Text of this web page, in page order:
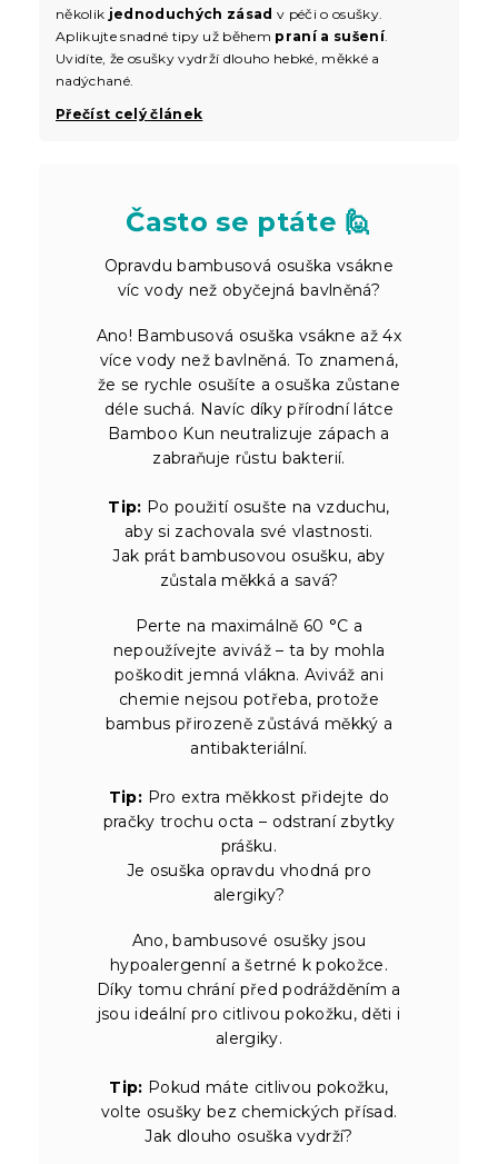
několik jednoduchých zásad v péči o osušky.
Aplikujte snadné tipy už během praní a sušení.
Uvidíte, že osušky vydrží dlouho hebké, měkké a
nadýchané.
Přečíst celý článek
Často se ptáte 🙋
Opravdu bambusová osuška vsákne
víc vody než obyčejná bavlněná?
Ano! Bambusová osuška vsákne až 4x
více vody než bavlněná. To znamená,
že se rychle osušíte a osuška zůstane
déle suchá. Navíc díky přírodní látce
Bamboo Kun neutralizuje zápach a
zabraňuje růstu bakterií.
Tip: Po použití osušte na vzduchu,
aby si zachovala své vlastnosti.
Jak prát bambusovou osušku, aby
zůstala měkká a savá?
Perte na maximálně 60 °C a
nepoužívejte aviváž – ta by mohla
poškodit jemná vlákna. Aviváž ani
chemie nejsou potřeba, protože
bambus přirozeně zůstává měkký a
antibakteriální.
Tip: Pro extra měkkost přidejte do
pračky trochu octa – odstraní zbytky
prášku.
Je osuška opravdu vhodná pro
alergiky?
Ano, bambusové osušky jsou
hypoalergenní a šetrné k pokožce.
Díky tomu chrání před podrážděním a
jsou ideální pro citlivou pokožku, děti i
alergiky.
Tip: Pokud máte citlivou pokožku,
volte osušky bez chemických přísad.
Jak dlouho osuška vydrží?